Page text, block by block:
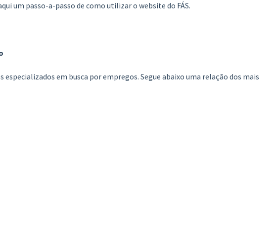
um passo-a-passo de como utilizar o website do FÁS.
em busca por empregos. Segue abaixo uma relação dos mais